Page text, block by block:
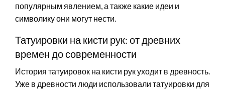
популярным явлением, а также какие идеи и
символику они могут нести.
Татуировки на кисти рук: от древних
времен до современности
История татуировок на кисти рук уходит в древность.
Уже в древности люди использовали татуировки для